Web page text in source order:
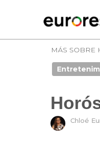
MÁS SOBRE
Chloé